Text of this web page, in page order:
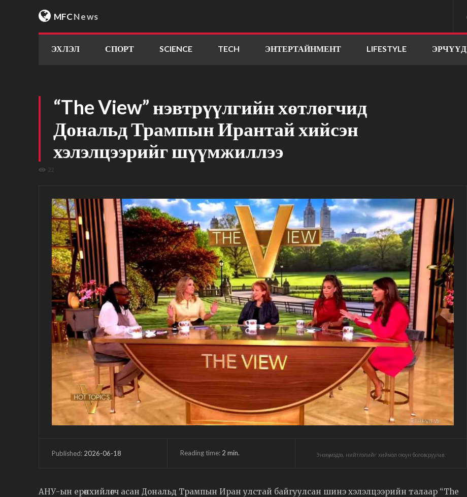
MFCNews
ЭХЛЭЛ СПОРТ SCIENCE TECH ЭНТЕРТАЙНМЕНТ LIFESTYLE ЭРЧҮҮД
“The View” нэвтрүүлгийн хөтлөгчид
Дональд Трампын Ирантай хийсэн
хэлэлцээрийг шүүмжиллээ
22
Published: 2026-06-18 Reading time: 2 min. Энэхүү мэдээ, нийтлэлийг хиймэл оюун боловсруулав.
АНУ-ын ерөнхийлөгч асан Дональд Трампын Иран улстай байгуулсан шинэ хэлэлцээрийн талаар “The